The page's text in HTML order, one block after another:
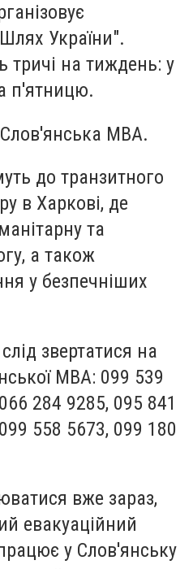
України".
тричі на тиждень: у
п'ятницю.
МВА.
до транзитного
в Харкові, де
та
а також
у безпечніших
звертатися на
МВА: 099 539
284 9285, 095 841
558 5673, 099 180
вже зараз,
евакуаційний
у Слов'янську